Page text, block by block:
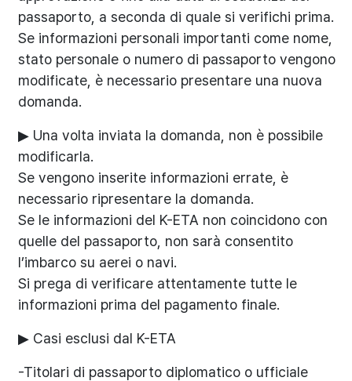
passaporto, a seconda di quale si verifichi prima.
Se informazioni personali importanti come nome,
stato personale o numero di passaporto vengono
modificate, è necessario presentare una nuova
domanda.
▶ Una volta inviata la domanda, non è possibile
modificarla.
Se vengono inserite informazioni errate, è
necessario ripresentare la domanda.
Se le informazioni del K-ETA non coincidono con
quelle del passaporto, non sarà consentito
l’imbarco su aerei o navi.
Si prega di verificare attentamente tutte le
informazioni prima del pagamento finale.
▶ Casi esclusi dal K-ETA
-Titolari di passaporto diplomatico o ufficiale